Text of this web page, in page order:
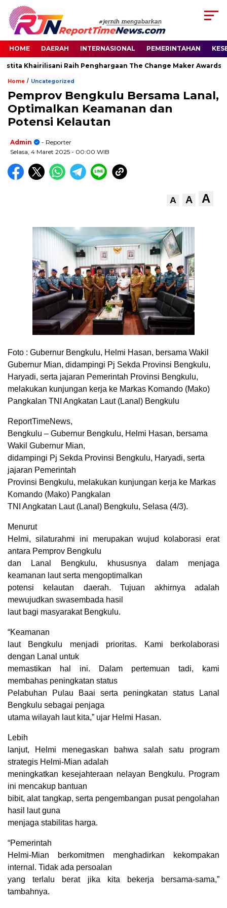
HOME DAERAH INTERNASIONAL PEMERINTAHAN
Khairilisani Raih Penghargaan The Change Maker Awards
Home / Uncategorized
Pemprov Bengkulu Bersama Lanal,
Optimalkan Keamanan dan
Potensi Kelautan
Admin
- Reporter
Selasa, 4 Maret 2025 - 00:00 WIB
A A A
Foto : Gubernur Bengkulu, Helmi Hasan, bersama Wakil
Gubernur Mian, didampingi Pj Sekda Provinsi Bengkulu,
Haryadi, serta jajaran Pemerintah Provinsi Bengkulu,
melakukan kunjungan kerja ke Markas Komando (Mako)
Pangkalan TNI Angkatan Laut (Lanal) Bengkulu
ReportTimeNews,
Bengkulu – Gubernur Bengkulu, Helmi Hasan, bersama
Wakil Gubernur Mian,
didampingi Pj Sekda Provinsi Bengkulu, Haryadi, serta
jajaran Pemerintah
Provinsi Bengkulu, melakukan kunjungan kerja ke Markas
Komando (Mako) Pangkalan
TNI Angkatan Laut (Lanal) Bengkulu, Selasa (4/3).
Menurut
Helmi, silaturahmi ini merupakan wujud kolaborasi erat
antara Pemprov Bengkulu
dan Lanal Bengkulu, khususnya dalam menjaga
keamanan laut serta mengoptimalkan
potensi kelautan daerah. Tujuan akhirnya adalah
mewujudkan swasembada hasil
laut bagi masyarakat Bengkulu.
“Keamanan
laut Bengkulu menjadi prioritas. Kami berkolaborasi
dengan Lanal untuk
memastikan hal ini. Dalam pertemuan tadi, kami
membahas peningkatan status
Pelabuhan Pulau Baai serta peningkatan status Lanal
Bengkulu sebagai penjaga
utama wilayah laut kita,” ujar Helmi Hasan.
Lebih
lanjut, Helmi menegaskan bahwa salah satu program
strategis Helmi-Mian adalah
meningkatkan kesejahteraan nelayan Bengkulu. Program
ini mencakup bantuan
bibit, alat tangkap, serta pengembangan pusat pengolahan
hasil laut guna
menjaga stabilitas harga.
“Pemerintah
Helmi-Mian berkomitmen menghadirkan kekompakan
internal. Tidak ada persoalan
yang terlalu berat jika kita bekerja bersama-sama,”
tambahnya.